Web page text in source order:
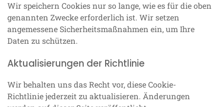
Wir speichern Cookies nur so lange, wie es für die oben
genannten Zwecke erforderlich ist. Wir setzen
angemessene Sicherheitsmaßnahmen ein, um Ihre
Daten zu schützen.
Aktualisierungen der Richtlinie
Wir behalten uns das Recht vor, diese Cookie-
Richtlinie jederzeit zu aktualisieren. Änderungen